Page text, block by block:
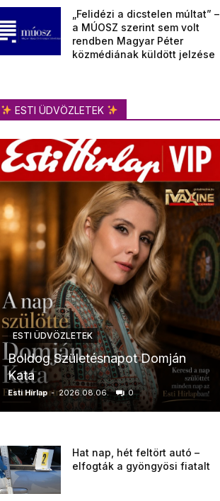
„Felidézi a dicstelen múltat” –
a MÚOSZ szerint sem volt
rendben Magyar Péter
közmédiának küldött jelzése
ESTI ÜDVÖZLETEK
ESTI ÜDVÖZLETEK
Boldog Születésnapot Domján
Kata
Esti Hírlap - 2026.08.06. 0
Hat nap, hét feltört autó –
elfogták a gyöngyösi fiatalt